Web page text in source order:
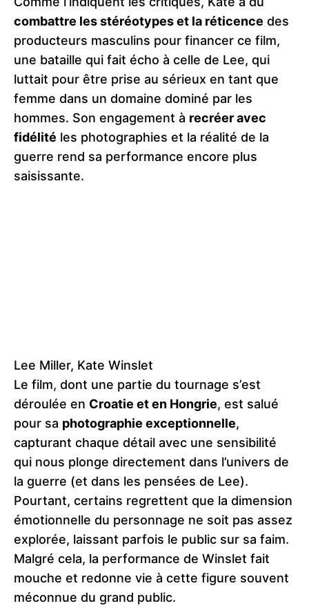
combattre les stéréotypes et la réticence des
producteurs masculins pour financer ce film,
une bataille qui fait écho à celle de Lee, qui
luttait pour être prise au sérieux en tant que
femme dans un domaine dominé par les
hommes. Son engagement à recréer avec
fidélité les photographies et la réalité de la
guerre rend sa performance encore plus
saisissante.
Lee Miller, Kate Winslet
Le film, dont une partie du tournage s’est
déroulée en Croatie et en Hongrie, est salué
pour sa photographie exceptionnelle,
capturant chaque détail avec une sensibilité
qui nous plonge directement dans l’univers de
la guerre (et dans les pensées de Lee).
Pourtant, certains regrettent que la dimension
émotionnelle du personnage ne soit pas assez
explorée, laissant parfois le public sur sa faim.
Malgré cela, la performance de Winslet fait
mouche et redonne vie à cette figure souvent
méconnue du grand public.